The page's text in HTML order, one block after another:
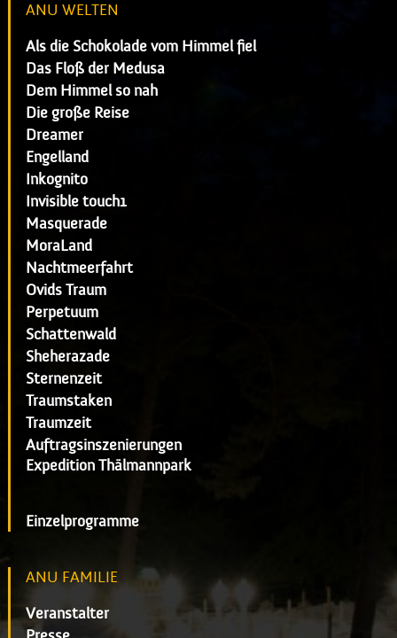
ANU WELTEN
Als die Schokolade vom Himmel fiel
Das Floß der Medusa
Dem Himmel so nah
Die große Reise
Dreamer
Engelland
Inkognito
Invisible touch1
Masquerade
MoraLand
Nachtmeerfahrt
Ovids Traum
Perpetuum
Schattenwald
Sheherazade
Sternenzeit
Traumstaken
Traumzeit
Auftragsinszenierungen
Expedition Thälmannpark
Einzelprogramme
ANU FAMILIE
Veranstalter